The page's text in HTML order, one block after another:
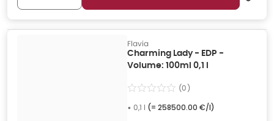
Flavia
Charming Lady - EDP -
Volume: 100ml 0,1 l
(0)
• 0,1 l (= 258500.00 €/l)